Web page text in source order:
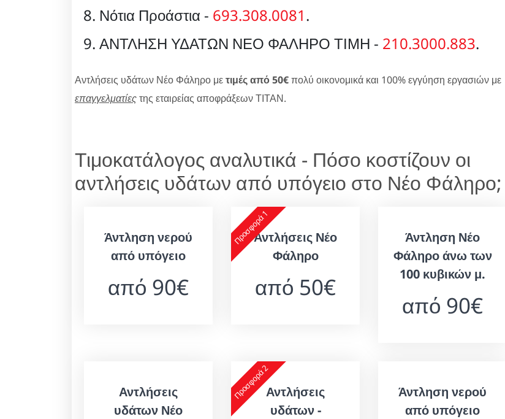
Νότια Προάστια - 693.308.0081.
ΑΝΤΛΗΣΗ ΥΔΑΤΩΝ ΝΕΟ ΦΑΛΗΡΟ ΤΙΜΗ - 210.3000.883.
Αντλήσεις υδάτων Νέο Φάληρο μετιμές από 50€πολύ οικονομικά και 100% εγγύηση εργασιών με
επαγγελματίεςτης εταιρείας αποφράξεων ΤΙΤΑΝ.
Τιμοκατάλογος αναλυτικά - Πόσο κοστίζουν οι
αντλήσεις υδάτων από υπόγειο στο Νέο Φάληρο;
Άντληση νερού
από υπόγειο
από 90€
Προσφορά 1Αντλήσεις Νέο
Φάληρο
από 50€
Άντληση Νέο
Φάληρο άνω των
100 κυβικών μ.
από 90€
Αντλήσεις
υδάτων Νέο
Προσφορά 2Αντλήσεις
υδάτων -
Άντληση νερού
από υπόγειο